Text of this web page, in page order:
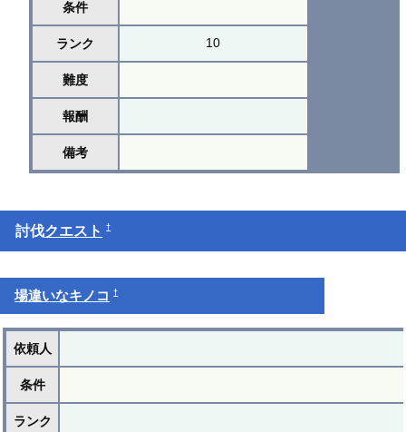
条件
ランク 10
難度
報酬
備考
討伐クエスト †
場違いなキノコ †
依頼人
条件
ランク